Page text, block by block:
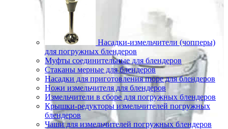
Насадки-измельчители (чопперы)
для погружных блендеров
Муфты соединительные для блендеров
Стаканы мерные для блендеров
Насадки для приготовления пюре для блендеров
Ножи измельчителя для блендеров
Измельчители в сборе для погружных блендеров
Крышки-редукторы измельчителей погружных
блендеров
Чаши для измельчителей погружных блендеров